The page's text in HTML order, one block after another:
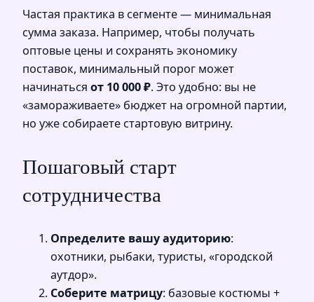
Частая практика в сегменте — минимальная
сумма заказа. Например, чтобы получать
оптовые цены и сохранять экономику
поставок, минимальный порог может
начинаться от 10 000 ₽. Это удобно: вы не
«замораживаете» бюджет на огромной партии,
но уже собираете стартовую витрину.
Пошаговый старт
сотрудничества
Определите вашу аудиторию:
охотники, рыбаки, туристы, «городской
аутдор».
Соберите матрицу: базовые костюмы +